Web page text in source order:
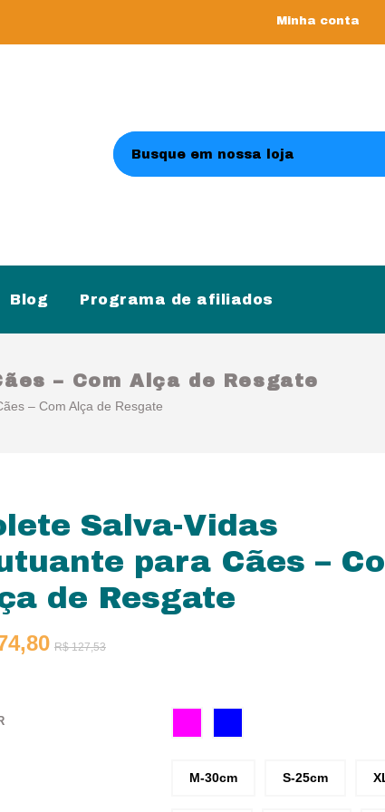
Minha conta
Blog Programa de afiliados
– Com Alça de Resgate
– Com Alça de Resgate
Salva-Vidas
para Cães –
de Resgate
R$ 127,53
M-30cm S-25cm